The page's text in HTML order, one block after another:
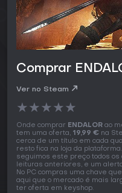
Comprar
Ver no Steam
★★★★★
Onde comprar ENDALOR ao
tem uma oferta, 19,99 € na
cerca de um título em cada
resto fica na loja da
seguimos este preço todos os
leituras anteriores, e um
No PC compras uma chave
aqui que o mercado é mais
ter oferta em keyshop.